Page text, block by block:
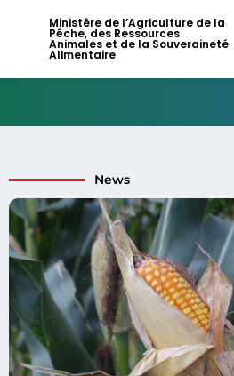
Ministère de l’Agriculture de la
Pêche, des Ressources
Animales et de la Souveraineté
Alimentaire
News